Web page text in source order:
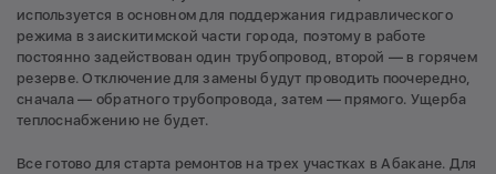
используется в основном для поддержания гидравлического
режима в заискитимской части города, поэтому в работе
постоянно задействован один трубопровод, второй — в горячем
резерве. Отключение для замены будут проводить поочередно,
сначала — обратного трубопровода, затем — прямого. Ущерба
теплоснабжению не будет.
Все готово для старта ремонтов на трех участках в Абакане. Для